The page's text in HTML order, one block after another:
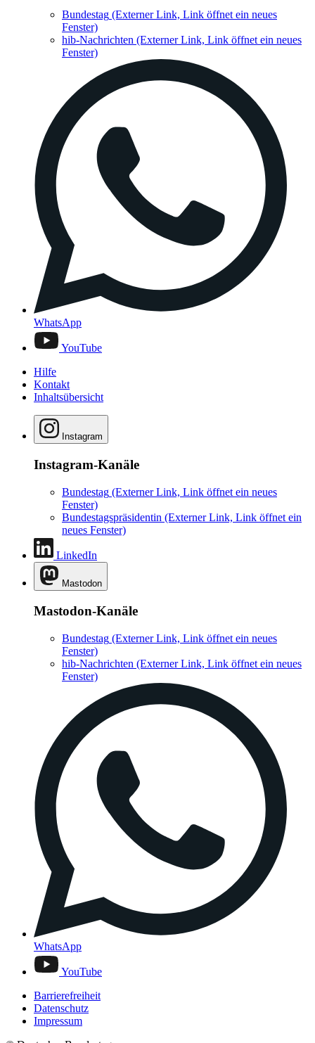
Bundestag (Externer Link, Link öffnet ein neues
Fenster)
hib-Nachrichten (Externer Link, Link öffnet ein neues
Fenster)
WhatsApp
YouTube
Hilfe
Kontakt
Inhaltsübersicht
Instagram
Instagram-Kanäle
Bundestag (Externer Link, Link öffnet ein neues
Fenster)
Bundestagspräsidentin (Externer Link, Link öffnet ein
neues Fenster)
LinkedIn
Mastodon
Mastodon-Kanäle
Bundestag (Externer Link, Link öffnet ein neues
Fenster)
hib-Nachrichten (Externer Link, Link öffnet ein neues
Fenster)
WhatsApp
YouTube
Barrierefreiheit
Datenschutz
Impressum